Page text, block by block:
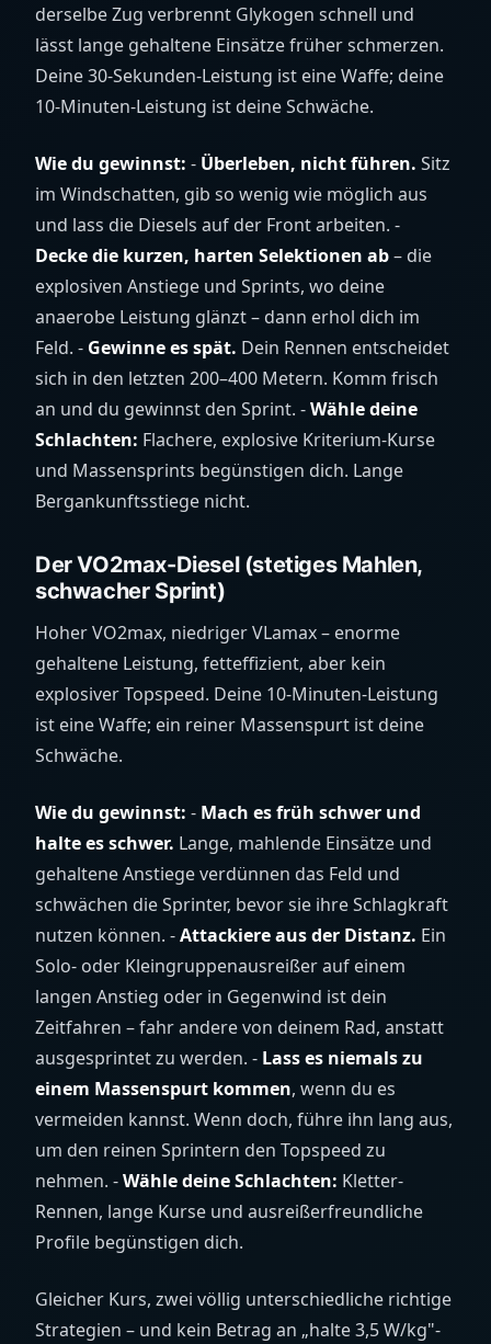
derselbe Zug verbrennt Glykogen schnell und
lässt lange gehaltene Einsätze früher schmerzen.
Deine 30-Sekunden-Leistung ist eine Waffe; deine
10-Minuten-Leistung ist deine Schwäche.
Wie du gewinnst: - Überleben, nicht führen. Sitz
im Windschatten, gib so wenig wie möglich aus
und lass die Diesels auf der Front arbeiten. -
Decke die kurzen, harten Selektionen ab– die
explosiven Anstiege und Sprints, wo deine
anaerobe Leistung glänzt – dann erhol dich im
Feld. - Gewinne es spät. Dein Rennen entscheidet
sich in den letzten 200–400 Metern. Komm frisch
an und du gewinnst den Sprint. -Wähle deine
Schlachten: Flachere, explosive Kriterium-Kurse
und Massensprints begünstigen dich. Lange
Bergankunftsstiege nicht.
Der VO2max-Diesel (stetiges Mahlen,
schwacher Sprint)
Hoher VO2max, niedriger VLamax – enorme
gehaltene Leistung, fetteffizient, aber kein
explosiver Topspeed. Deine 10-Minuten-Leistung
ist eine Waffe; ein reiner Massenspurt ist deine
Schwäche.
Wie du gewinnst: - Mach es früh schwer und
halte es schwer. Lange, mahlende Einsätze und
gehaltene Anstiege verdünnen das Feld und
schwächen die Sprinter, bevor sie ihre Schlagkraft
nutzen können. -Attackiere aus der Distanz. Ein
Solo- oder Kleingruppenausreißer auf einem
langen Anstieg oder in Gegenwind ist dein
Zeitfahren – fahr andere von deinem Rad, anstatt
ausgesprintet zu werden. - Lass es niemals zu
einem Massenspurt kommen, wenn du es
vermeiden kannst. Wenn doch, führe ihn lang aus,
um den reinen Sprintern den Topspeed zu
nehmen. -Wähle deine Schlachten: Kletter-
Rennen, lange Kurse und ausreißerfreundliche
Profile begünstigen dich.
Gleicher Kurs, zwei völlig unterschiedliche richtige
Strategien – und kein Betrag an „halte 3,5 W/kg"-